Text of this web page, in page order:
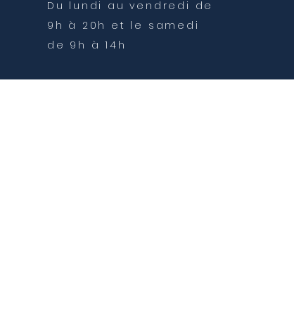
Du lundi au vendredi de
9h à 20h et le samedi
de 9h à 14h